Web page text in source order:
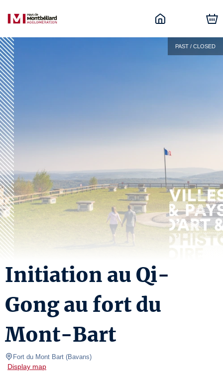
PAST / CLOSED
Initiation au Qi-
Gong au fort du
Mont-Bart
Fort du Mont Bart (Bavans)
Display map